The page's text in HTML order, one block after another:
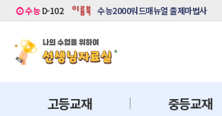
수능D-102 수능2000워드매뉴얼 출제마법사
고등교재 중등교재